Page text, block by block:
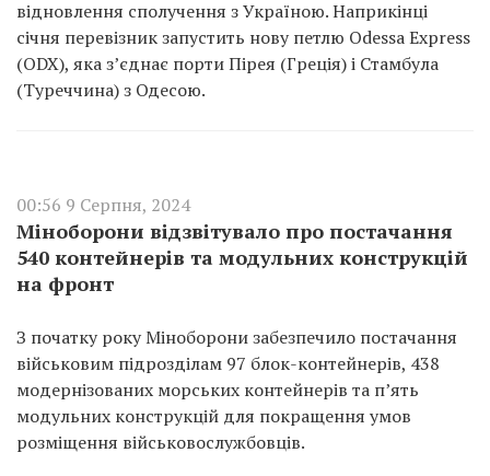
відновлення сполучення з Україною. Наприкінці
січня перевізник запустить нову петлю Odessa Express
(ODX), яка з’єднає порти Пірея (Греція) і Стамбула
(Туреччина) з Одесою.
00:56 9 Серпня, 2024
Міноборони відзвітувало про постачання
540 контейнерів та модульних конструкцій
на фронт
З початку року Міноборони забезпечило постачання
військовим підрозділам 97 блок-контейнерів, 438
модернізованих морських контейнерів та п’ять
модульних конструкцій для покращення умов
розміщення військовослужбовців.